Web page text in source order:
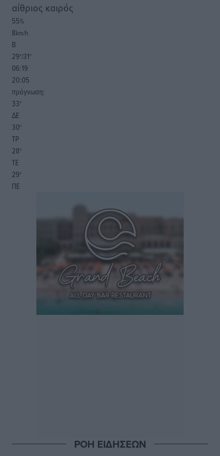
αίθριος καιρός
55%
8km/h
Β
29°/31°
06:19
20:05
πρόγνωση:
33°
ΔΕ
30°
ΤΡ
28°
ΤΕ
29°
ΠΕ
ΡΟΗ ΕΙΔΗΣΕΩΝ